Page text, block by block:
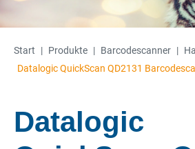
Start | Produkte | Barcode­­scanner |
Datalogic QuickScan QD2131
Datalogic